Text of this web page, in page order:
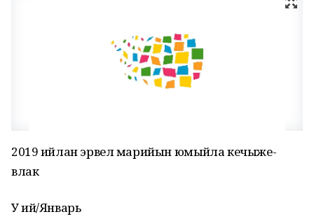
2019 ийлан эрвел марийын юмыйӱла кечыже-
влак
У ий/Январь